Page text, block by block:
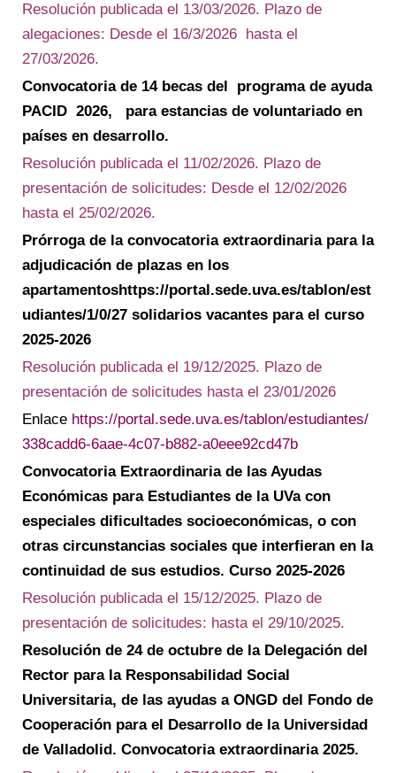
Resolución publicada el 13/03/2026. Plazo de
alegaciones: Desde el 16/3/2026 hasta el
27/03/2026.
Convocatoria de 14 becas del programa de ayuda
PACID 2026, para estancias de voluntariado en
países en desarrollo.
Resolución publicada el 11/02/2026. Plazo de
presentación de solicitudes: Desde el 12/02/2026
hasta el 25/02/2026.
Prórroga de la convocatoria extraordinaria para la
adjudicación de plazas en los
apartamentoshttps://portal.sede.uva.es/tablon/est
udiantes/1/0/27 solidarios vacantes para el curso
2025-2026
Resolución publicada el 19/12/2025. Plazo de
presentación de solicitudes hasta el 23/01/2026
Enlace https://portal.sede.uva.es/tablon/estudiantes/
338cadd6-6aae-4c07-b882-a0eee92cd47b
Convocatoria Extraordinaria de las Ayudas
Económicas para Estudiantes de la UVa con
especiales dificultades socioeconómicas, o con
otras circunstancias sociales que interfieran en la
continuidad de sus estudios. Curso 2025-2026
Resolución publicada el 15/12/2025. Plazo de
presentación de solicitudes: hasta el 29/10/2025.
Resolución de 24 de octubre de la Delegación del
Rector para la Responsabilidad Social
Universitaria, de las ayudas a ONGD del Fondo de
Cooperación para el Desarrollo de la Universidad
de Valladolid. Convocatoria extraordinaria 2025.